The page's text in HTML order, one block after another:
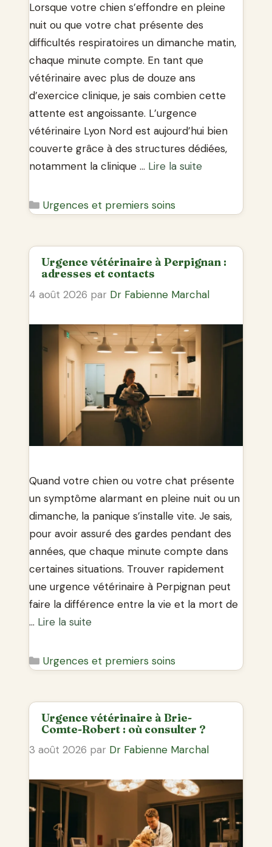
Lorsque votre chien s’effondre en pleine
nuit ou que votre chat présente des
difficultés respiratoires un dimanche matin,
chaque minute compte. En tant que
vétérinaire avec plus de douze ans
d’exercice clinique, je sais combien cette
attente est angoissante. L’urgence
vétérinaire Lyon Nord est aujourd’hui bien
couverte grâce à des structures dédiées,
notamment la clinique … Lire la suite
Catégories
Urgences et premiers soins
Urgence vétérinaire à Perpignan :
adresses et contacts
4 août 2026 par Dr Fabienne Marchal
Quand votre chien ou votre chat présente
un symptôme alarmant en pleine nuit ou un
dimanche, la panique s’installe vite. Je sais,
pour avoir assuré des gardes pendant des
années, que chaque minute compte dans
certaines situations. Trouver rapidement
une urgence vétérinaire à Perpignan peut
faire la différence entre la vie et la mort de
… Lire la suite
Catégories
Urgences et premiers soins
Urgence vétérinaire à Brie-
Comte-Robert : où consulter ?
3 août 2026 par Dr Fabienne Marchal